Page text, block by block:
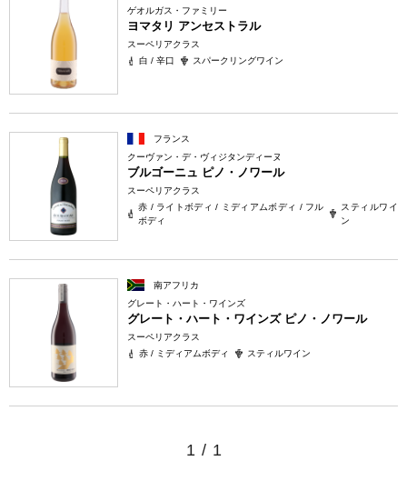
ゲオルガス・ファミリー
ヨマタリ アンセストラル
スーペリアクラス
白 / 辛口
スパークリングワイン
フランス
クーヴァン・デ・ヴィジタンディーヌ
ブルゴーニュ ピノ・ノワール
スーペリアクラス
赤 / ライトボディ / ミディアムボディ / フル
ボディ
スティルワイ
ン
南アフリカ
グレート・ハート・ワインズ
グレート・ハート・ワインズ ピノ・ノワール
スーペリアクラス
赤 / ミディアムボディ
スティルワイン
1 / 1